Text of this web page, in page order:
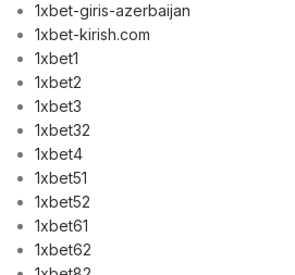
1xbet-giris-azerbaijan
1xbet-kirish.com
1xbet1
1xbet2
1xbet3
1xbet32
1xbet4
1xbet51
1xbet52
1xbet61
1xbet62